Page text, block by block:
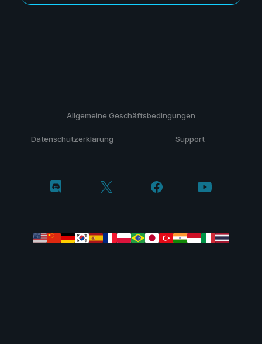
Allgemeine Geschäftsbedingungen
Datenschutzerklärung Support